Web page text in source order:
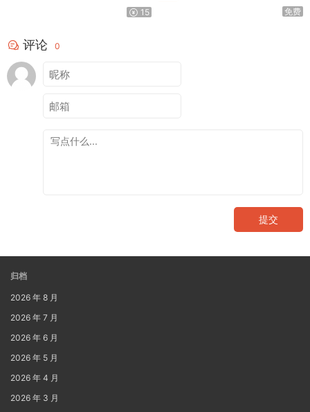
15 免费
评论 0
提交
归档
2026 年 8 月
2026 年 7 月
2026 年 6 月
2026 年 5 月
2026 年 4 月
2026 年 3 月